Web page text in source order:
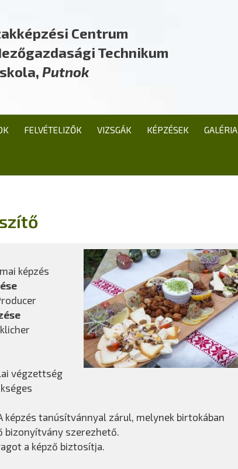
Centrum
Technikum
Putnok
FELVÉTELIZŐK VIZSGÁK KÉPZÉSEK GALÉRIA
képzés
végzettség
képzés tanúsítvánnyal zárul, melynek birtokában
bizonyítvány szerezhető.
a képző biztosítja.